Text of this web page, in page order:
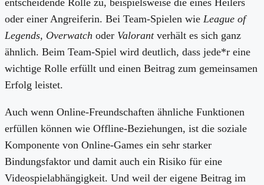
entscheidende Rolle zu, beispielsweise die eines Heilers
oder einer Angreiferin. Bei Team-Spielen wie League of
Legends, Overwatch oder Valorantverhält es sich ganz
ähnlich. Beim Team-Spiel wird deutlich, dass jede*r eine
wichtige Rolle erfüllt und einen Beitrag zum gemeinsamen
Erfolg leistet.
Auch wenn Online-Freundschaften ähnliche Funktionen
erfüllen können wie Offline-Beziehungen, ist die soziale
Komponente von Online-Games ein sehr starker
Bindungsfaktor und damit auch ein Risiko für eine
Videospielabhängigkeit. Und weil der eigene Beitrag im